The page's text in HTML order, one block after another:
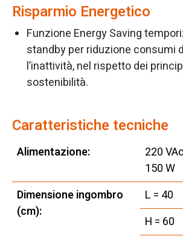
Risparmio Energetico
Funzione Energy Saving
standby per riduzione consumi
l’inattività, nel rispetto dei
sostenibilità.
Caratteristiche tecniche
Alimentazione:
220
150 W
Dimensione ingombro
(cm):
L = 40
H = 60